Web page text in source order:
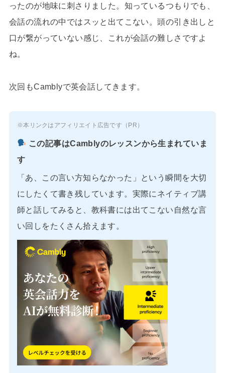
ったのが地味に刺さりました。知っているつもりでも、
会話の流れの中ではスッと出てこない。頭の引き出しと
口が繋がっていない感じ、これが会話の難しさですよ
ね。
次回もCamblyで英会話してきます。
※本リンクはアフィリエイト広告です（PR）
この記事はCamblyのレッスンから生まれていま
す
「あ、この言い方知らなかった」という瞬間を大切
にしたくて書き残しています。実際にネイティブ講
師と話してみると、教科書には出てこない自然な言
い回しをたくさん拾えます。